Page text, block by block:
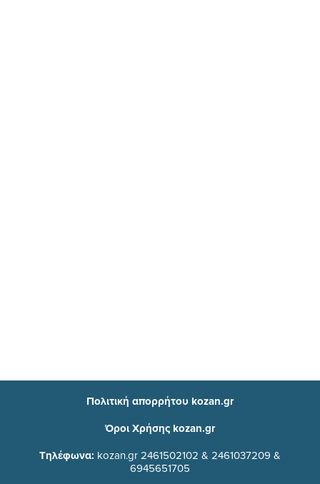
Πολιτική απορρήτου kozan.gr
Όροι Χρήσης kozan.gr
Τηλέφωνα: kozan.gr 2461502102 & 2461037209 &
6945651705